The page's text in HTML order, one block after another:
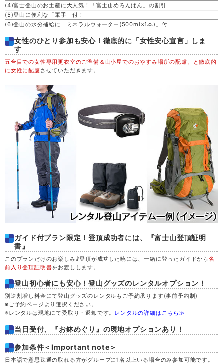
(4)富士登山のお土産に大人気！「富士山めろんぱん」の割引
(5)登山に便利な「軍手」付！
(6)登山の水分補給に「ミネラルウォーター(500ml×1本)」付
女性のひとり参加も安心！徹底的に「女性安心宣言」しま
す
五合目での女性専用更衣室のご準備＆山小屋でのおやすみ場所の配慮、と徹底的
に女性に配慮させていただきます。
ガイド付プラン限定！登頂成功者には、『富士山登頂証明
書』
このプランだけのお楽しみ♪登頂が成功した暁には、一緒に登ったガイドから名
前入り登頂証明書をお渡しします。
登山初心者にも安心！登山グッズのレンタルオプション！
別途割増し料金にて登山グッズのレンタルもご予約承ります(事前予約制)
※ご予約ページより選択ください。
※レンタルは現地にて受取り・返却です。 レンタルの詳細はこちら≫
当日受付、『お鉢めぐり』の現地オプションあり！
参加条件＜Important note＞
日本語で意思疎通の取れる方がグループに1名以上いる場合のみ参加可能です。